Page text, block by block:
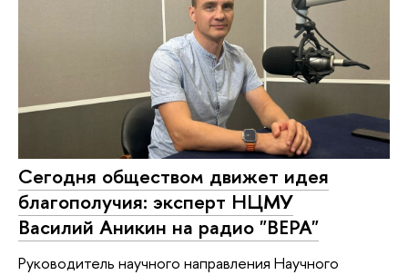
Сегодня обществом движет идея
благополучия: эксперт НЦМУ
Василий Аникин на радио "ВЕРА"
Руководитель научного направления Научного